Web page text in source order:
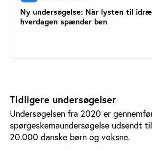
Ny undersøgelse: Når lysten til
hverdagen spænder ben
Tidligere undersøgelser
Undersøgelsen fra 2020 er
spørgeskemaundersøgelse udsendt
20.000 danske børn og voksne.